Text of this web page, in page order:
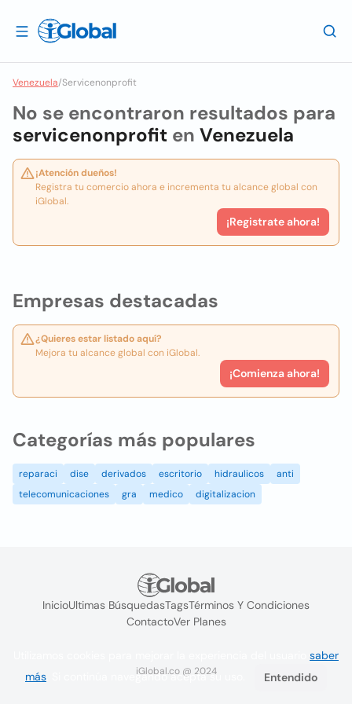
Venezuela/Servicenonprofit
Empresas destacadas
¿Quieres estar listado aquí?
Mejora tu alcance global con iGlobal.
¡Comienza ahora!
No se encontraron resultados para
servicenonprofit en Venezuela
¡Atención dueños!
Registra tu comercio ahora e incrementa tu alcance global con
iGlobal.
¡Registrate ahora!
Categorías más populares
reparaci dise derivados escritorio hidraulicos
anti
telecomunicaciones
gra medico digitalizacion
InicioUltimas BúsquedasTagsTérminos Y Condiciones
ContactoVer Planes
iGlobal.co @ 2024
saber
más . Si continúa navegando acepta su uso. Entendido